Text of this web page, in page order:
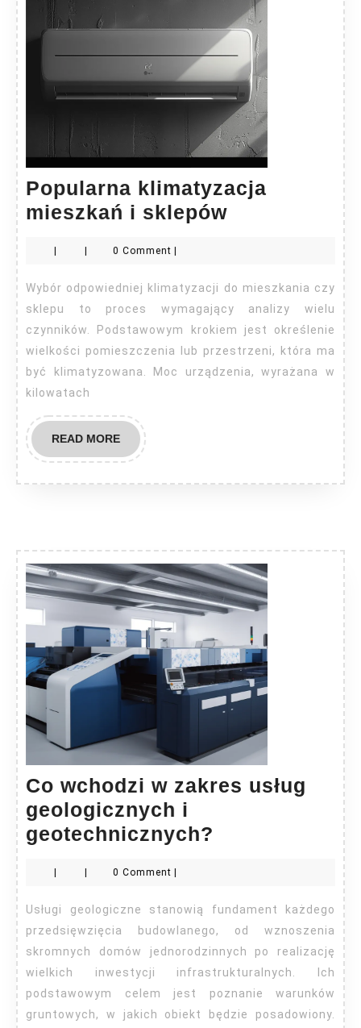
Popularna klimatyzacja
mieszkań i sklepówPopularna
klimatyzacja
i
sklepów
| | 0 Comment |
Wybór odpowiedniej klimatyzacji do mieszkania czy
sklepu to proces wymagający analizy wielu
czynników. Podstawowym krokiem jest określenie
wielkości pomieszczenia lub przestrzeni, która ma
być klimatyzowana. Moc urządzenia, wyrażana w
kilowatach
READ MOREREAD
MORE
Co wchodzi w zakres usług
geologicznych i
geotechnicznych?
zakres
usług
i
0 Comment
Usługi geologiczne stanowią fundament każdego
przedsięwzięcia budowlanego, od wznoszenia
skromnych domów jednorodzinnych po realizację
wielkich inwestycji infrastrukturalnych. Ich
podstawowym celem jest poznanie warunków
gruntowych, w jakich obiekt będzie posadowiony.